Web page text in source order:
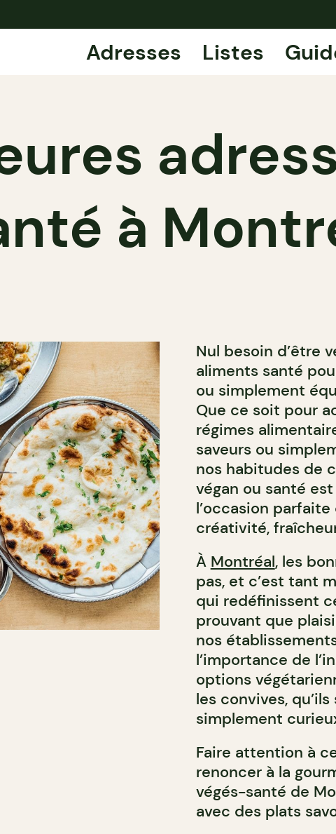
Adresses Listes
à
Nul besoin d’être
aliments santé
ou simplement
Que ce soit pour
régimes
saveurs ou
nos habitudes de
végan ou santé
l’occasion
créativité,
À Montréal, les
pas, et c’est tant
qui redéfinissent
prouvant que
nos
l’importance de
options
les convives,
simplement
Faire attention à
renoncer à la
végés-santé de
avec des plats